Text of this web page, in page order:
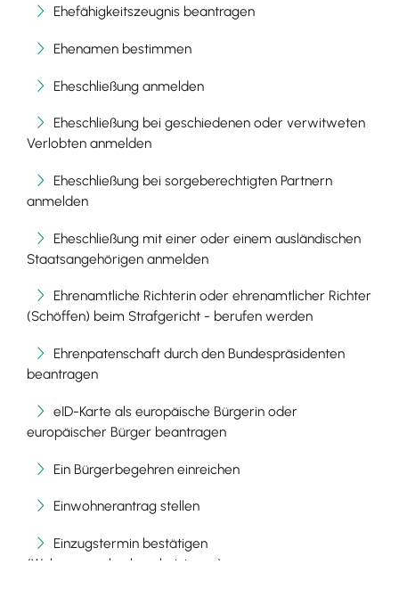
Ehefähigkeitszeugnis beantragen
Ehenamen bestimmen
Eheschließung anmelden
Eheschließung bei geschiedenen oder verwitweten
Verlobten anmelden
Eheschließung bei sorgeberechtigten Partnern
anmelden
Eheschließung mit einer oder einem ausländischen
Staatsangehörigen anmelden
Ehrenamtliche Richterin oder ehrenamtlicher Richter
(Schöffen) beim Strafgericht - berufen werden
Ehrenpatenschaft durch den Bundespräsidenten
beantragen
eID-Karte als europäische Bürgerin oder
europäischer Bürger beantragen
Ein Bürgerbegehren einreichen
Einwohnerantrag stellen
Einzugstermin bestätigen
(Wohnungsgeberbescheinigung)